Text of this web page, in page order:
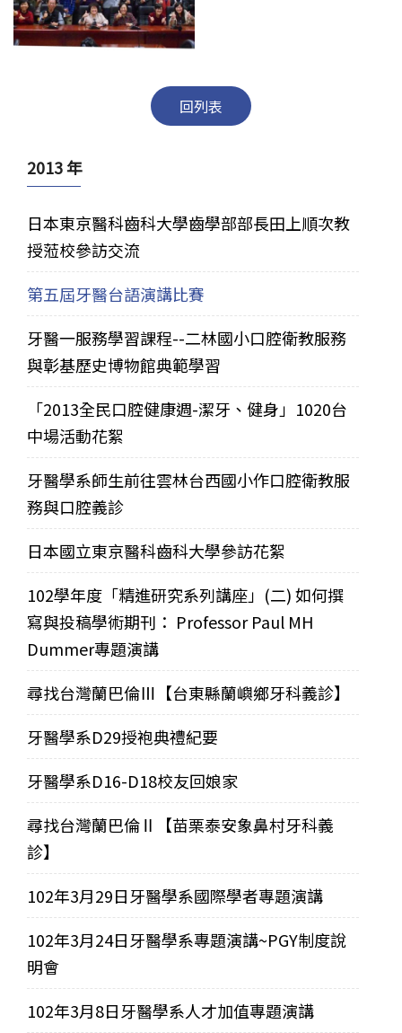
回列表
2013 年
日本東京醫科齒科大學齒學部部長田上順次教
授蒞校參訪交流
第五屆牙醫台語演講比賽
牙醫一服務學習課程--二林國小口腔衛教服務
與彰基歷史博物館典範學習
「2013全民口腔健康週-潔牙、健身」1020台
中場活動花絮
牙醫學系師生前往雲林台西國小作口腔衛教服
務與口腔義診
日本國立東京醫科齒科大學參訪花絮
102學年度「精進研究系列講座」(二) 如何撰
寫與投稿學術期刊： Professor Paul MH
Dummer專題演講
尋找台灣蘭巴倫Ⅲ【台東縣蘭嶼鄉牙科義診】
牙醫學系D29授袍典禮紀要
牙醫學系D16-D18校友回娘家
尋找台灣蘭巴倫Ⅱ【苗栗泰安象鼻村牙科義
診】
102年3月29日牙醫學系國際學者專題演講
102年3月24日牙醫學系專題演講~PGY制度說
明會
102年3月8日牙醫學系人才加值專題演講